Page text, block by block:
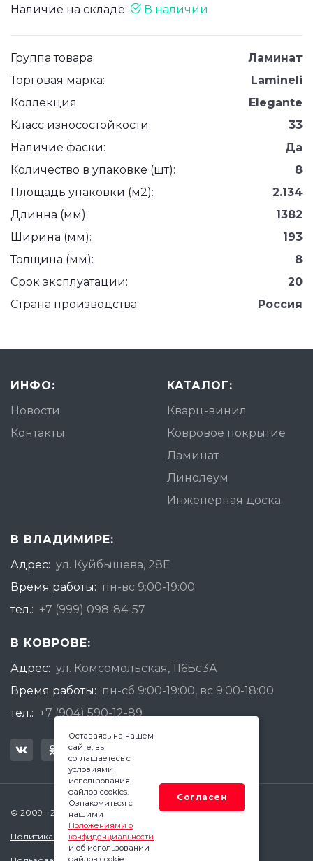
Наличие на складе: В наличии
Группа товара:
Ламинат
Торговая марка:
Lamineli
Коллекция:
Elegante
Класс износостойкости:
33
Наличие фаски:
Да
Количество в упаковке (шт):
8
Площадь упаковки (м2):
2.134
Длинна (мм):
1382
Ширина (мм):
193
Толщина (мм):
8
Срок эксплуатации:
20
Страна производства:
Россия
ИНФО:
Новости
Контакты
КАТАЛОГ:
Кварц-винил
Ковровое покрытие
Ламинат
Линолеум
Инженерная доска
В ВЛАДИМИРЕ:
Адрес: ул. Куйбышева, 28Е
Время работы: пн-вс 9:00-19:00
тел.: +7 (999) 098-84-57
В КОВРОВЕ:
Адрес: ул. Комсомольская, 116Бс3А
Время работы: пн-сб 9:00-19:00, вс 9:00-18:00
тел.: +7 (904) 590-12-89
© 2009 - 2026 Квадратный Метр - Ковров
Политика конфиденциальности
Оставаясь на нашем
сайте, вы
соглашаетесь с
условиями
использования
файлов cookies.
Ознакомиться с
нашими
Положениями о
конфиденциальности
и об использовании
файлов cookie.
Согласен